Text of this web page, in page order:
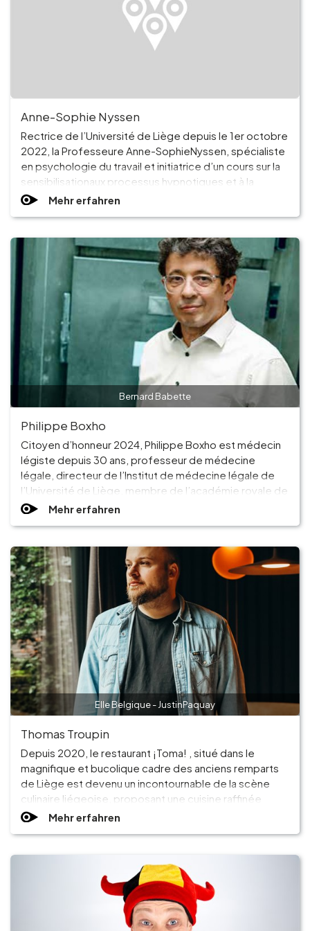
Anne-Sophie Nyssen
Rectrice de l’Université de Liège depuis le 1er octobre
2022, la Professeure Anne-SophieNyssen, spécialiste
en psychologie du travail et initiatrice d’un cours sur la
sensibilisationaux processus hypnotiques et à la
communication thérapeutique, s’est prêtée au jeu
Mehr erfahren
Bernard Babette
Philippe Boxho
Citoyen d’honneur 2024, Philippe Boxho est médecin
légiste depuis 30 ans, professeur de médecine
légale, directeur de l’Institut de médecine légale de
l’Université de Liège, membre de l’académie royale de
médecine de Belgique, membre du conseil national de
fini » tous les soirs sur Vivacité.
Mehr erfahren
Elle Belgique - JustinPaquay
Thomas Troupin
Depuis 2020, le restaurant ¡Toma! , situé dans le
magnifique et bucolique cadre des anciens remparts
de Liège est devenu un incontournable de la scène
culinaire liégeoise, proposant une cuisine raffinée
évoluant avec les saisons. Son chef étoilé, Thomas
Mehr erfahren